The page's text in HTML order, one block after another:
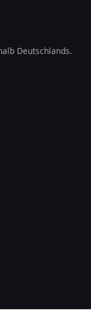
Deutschlands.